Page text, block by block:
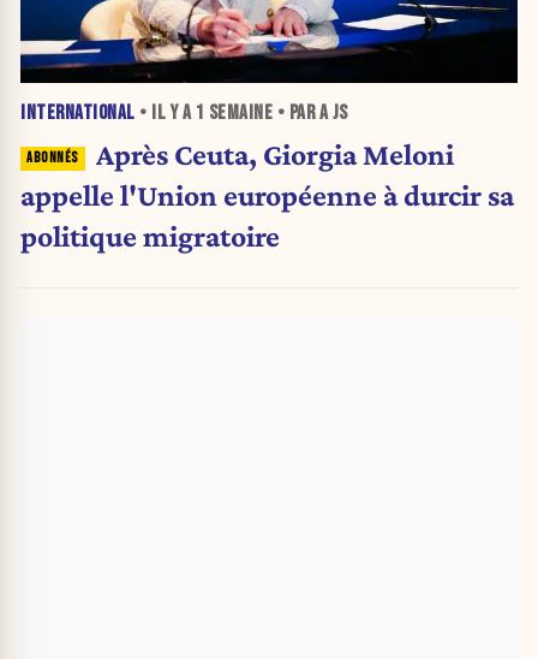
INTERNATIONAL • IL Y A 1 SEMAINE • PAR A JS
Après Ceuta, Giorgia Meloni
appelle l'Union européenne à durcir sa
politique migratoire